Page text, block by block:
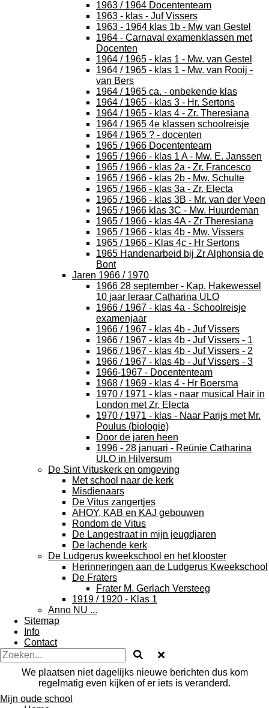
1963 / 1964 Docententeam
1963 - klas - Juf Vissers
1963 - 1964 klas 1b - Mw van Gestel
1964 - Carnaval examenklassen met
Docenten
1964 / 1965 - klas 1 - Mw. van Gestel
1964 / 1965 - klas 1 - Mw. van Rooij -
van Bers
1964 / 1965 ca. - onbekende klas
1964 / 1965 - klas 3 - Hr. Sertons
1964 / 1965 - klas 4 - Zr. Theresiana
1964 / 1965 4e klassen schoolreisje
1964 / 1965 ? - docenten
1965 / 1966 Docententeam
1965 / 1966 - klas 1 A - Mw. E. Janssen
1965 / 1966 - klas 2a - Zr. Francesco
1965 / 1966 - klas 2b - Mw. Schulte
1965 / 1966 - klas 3a - Zr. Electa
1965 / 1966 - klas 3B - Mr. van der Veen
1965 / 1966 klas 3C - Mw. Huurdeman
1965 / 1966 - klas 4A - Zr Theresiana
1965 / 1966 - klas 4b - Mw. Vissers
1965 / 1966 - Klas 4c - Hr Sertons
1965 Handenarbeid bij Zr Alphonsia de
Bont
Jaren 1966 / 1970
1966 28 september - Kap. Hakewessel
10 jaar leraar Catharina ULO
1966 / 1967 - klas 4a - Schoolreisje
examenjaar
1966 / 1967 - klas 4b - Juf Vissers
1966 / 1967 - klas 4b - Juf Vissers - 1
1966 / 1967 - klas 4b - Juf Vissers - 2
1966 / 1967 - klas 4b - Juf Vissers - 3
1966-1967 - Docententeam
1968 / 1969 - klas 4 - Hr Boersma
1970 / 1971 - klas - naar musical Hair in
London met Zr. Electa
1970 / 1971 - klas - Naar Parijs met Mr.
Poulus (biologie)
Door de jaren heen
1996 - 28 januari - Reünie Catharina
ULO in Hilversum
De Sint Vituskerk en omgeving
Met school naar de kerk
Misdienaars
De Vitus zangertjes
AHOY, KAB en KAJ gebouwen
Rondom de Vitus
De Langestraat in mijn jeugdjaren
De lachende kerk
De Ludgerus kweekschool en het klooster
Herinneringen aan de Ludgerus Kweekschool
De Fraters
Frater M. Gerlach Versteeg
1919 / 1920 - Klas 1
Anno NU ...
Sitemap
Info
Contact
We plaatsen niet dagelijks nieuwe berichten dus kom
regelmatig even kijken of er iets is veranderd.
Mijn oude school